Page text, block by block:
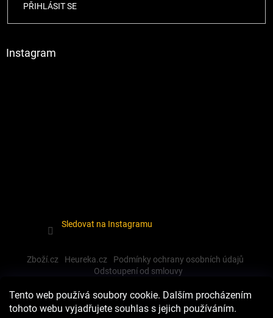
Tento web používá soubory cookie. Dalším procházením
tohoto webu vyjadřujete souhlas s jejich používáním.
PŘIHLÁSIT SE
Instagram
Sledovat na Instagramu
Zboží.cz Heureka.cz
Podmínky ochrany osobních údajů
Odstoupení od smlouvy